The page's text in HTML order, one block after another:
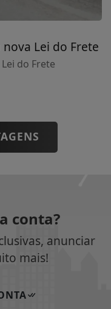
Lei do Frete
do Frete
conta?
anunciar
mais!